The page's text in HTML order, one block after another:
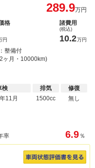
289.9万円
格
円
諸費用
(税込)
10.2万円
整備付
ヶ月・10000km)
検
11月
排気
1500cc
修復
無し
率 6.9 ％